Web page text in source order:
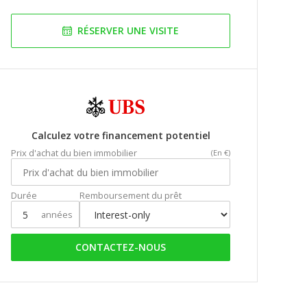
RÉSERVER UNE VISITE
Calculez votre financement potentiel
Prix d'achat du bien immobilier (En €)
Durée
années
Remboursement du prêt
CONTACTEZ-NOUS